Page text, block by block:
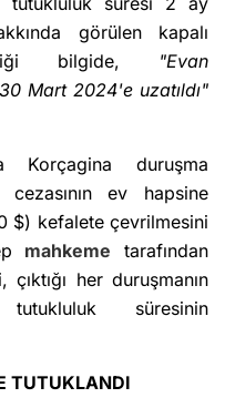
görülen kapalı
bilgide, "Evan
Mart 2024'e uzatıldı"
Korçagina duruşma
ev hapsine
$) kefalete çevrilmesini
mahkeme tarafından
çıktığı her duruşmanın
süresinin
TUTUKLANDI